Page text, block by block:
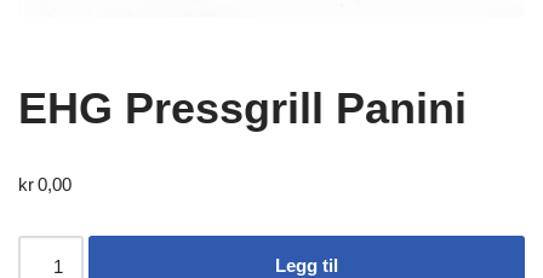
EHG Pressgrill Panini
kr0,00
Legg til